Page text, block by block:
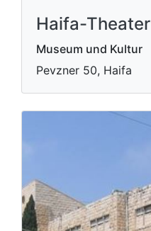
Haifa-Theater
Museum und Kultur
Pevzner 50, Haifa